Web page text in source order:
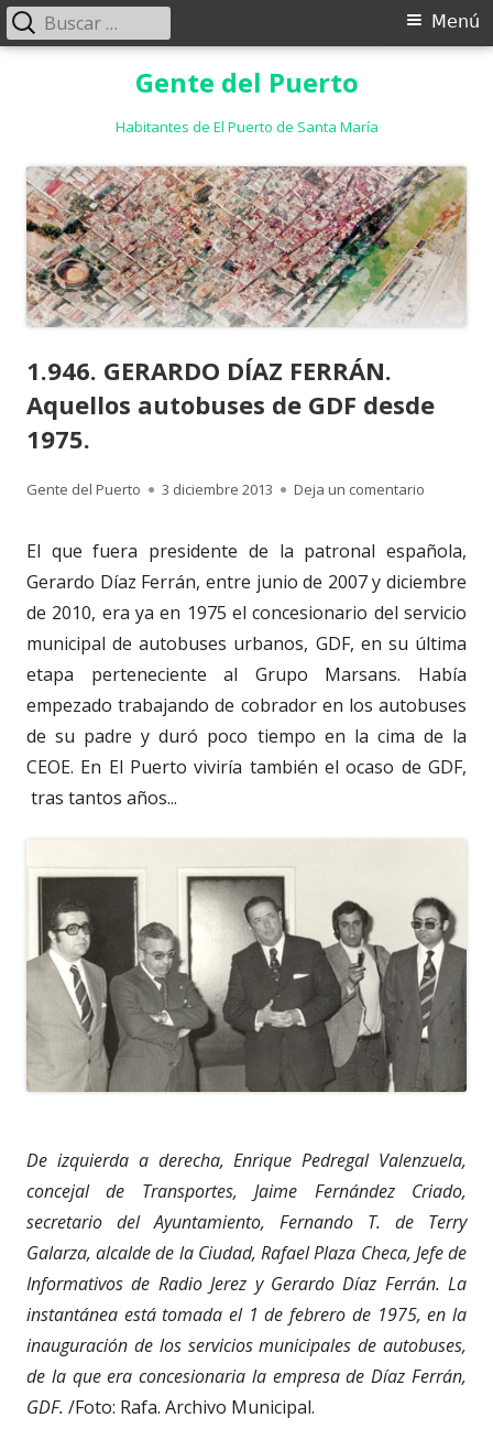
Gente del Puerto
Habitantes de El Puerto de Santa María
Menú
Menú
Buscar:
1.946. GERARDO DÍAZ FERRÁN.
Aquellos autobuses de GDF desde
1975.
Autor
Gente del Puerto
Publicado
3 diciembre 2013 Deja un comentario
El que fuera presidente de la patronal española,
Gerardo Díaz Ferrán, entre junio de 2007 y diciembre
de 2010, era ya en 1975 el concesionario del servicio
municipal de autobuses urbanos, GDF, en su última
etapa perteneciente al Grupo Marsans. Había
empezado trabajando de cobrador en los autobuses
de su padre y duró poco tiempo en la cima de la
CEOE. En El Puerto viviría también el ocaso de GDF,
tras tantos años...
De izquierda a derecha, Enrique Pedregal Valenzuela,
concejal de Transportes, Jaime Fernández Criado,
secretario del Ayuntamiento, Fernando T. de Terry
Galarza, alcalde de la Ciudad, Rafael Plaza Checa, Jefe de
Informativos de Radio Jerez y Gerardo Díaz Ferrán. La
instantánea está tomada el 1 de febrero de 1975, en la
inauguración de los servicios municipales de autobuses,
de la que era concesionaria la empresa de Díaz Ferrán,
GDF. /Foto: Rafa. Archivo Municipal.